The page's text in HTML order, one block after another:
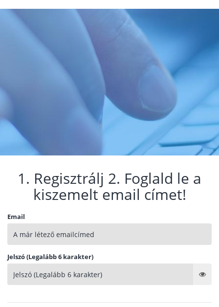
1. Regisztrálj 2. Foglald le a
kiszemelt email címet!
Email
Jelszó (Legalább 6 karakter)